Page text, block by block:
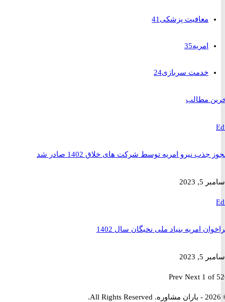
معافیت پزشکی41
امریه35
خدمت سربازی 24
مطالب
نیرو امریه توسط شرکت های خلاق 1402 صادر شد
امریه بنیاد ملی نخبگان سال 1402
PrevNext 1